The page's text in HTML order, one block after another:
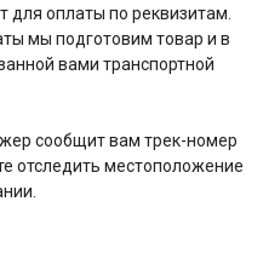
для оплаты по реквизитам.
мы подготовим товар и в
вами транспортной
сообщит вам трек-номер
отследить местоположение